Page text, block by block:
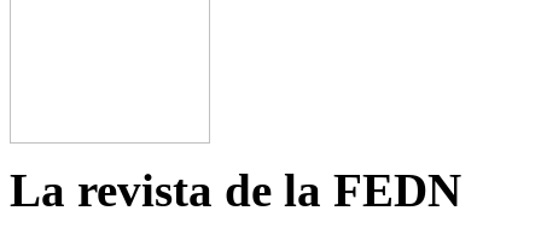
La revista de la FEDN